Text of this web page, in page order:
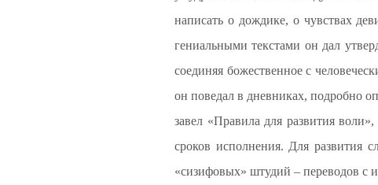
написать о дождике, о чувствах
гениальными текстами он дал
соединяя божественное с
он поведал в дневниках, подробно
завел «Правила для развития
сроков исполнения. Для развития
«сизифовых» штудий – переводов с